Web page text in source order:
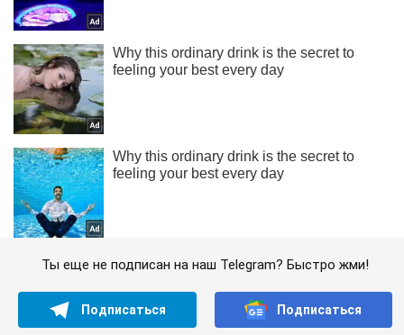
Ты еще не подписан на наш Telegram? Быстро жми!
Подписаться Подписаться